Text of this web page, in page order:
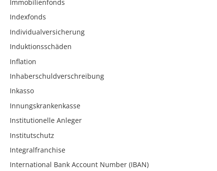
Immobilienfonds
Indexfonds
Individualversicherung
Induktionsschäden
Inflation
Inhaberschuldverschreibung
Inkasso
Innungskrankenkasse
Institutionelle Anleger
Institutschutz
Integralfranchise
International Bank Account Number (IBAN)